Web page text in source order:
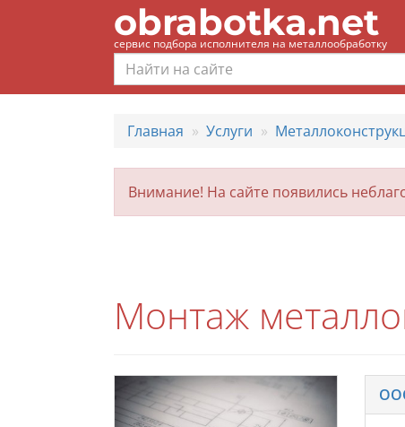
obrabotka.net
сервис подбора исполнителя на металлообработку
Главная Услуги
Внимание! На сайте появились
Монтаж